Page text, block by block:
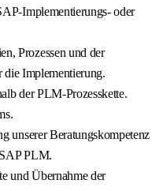
Implementierungs- oder
Prozessen und der
die Implementierung.
der PLM-Prozesskette.
unserer Beratungskompetenz
PLM.
und Übernahme der